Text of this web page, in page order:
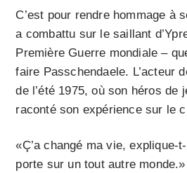
C’est pour rendre hommage à
a combattu sur le saillant
Première Guerre mondiale –
faire Passchendaele. L’acteur
de l’été 1975, où son héros de
raconté son expérience sur le
«Ç’a changé ma vie, explique-
porte sur un tout autre monde.»